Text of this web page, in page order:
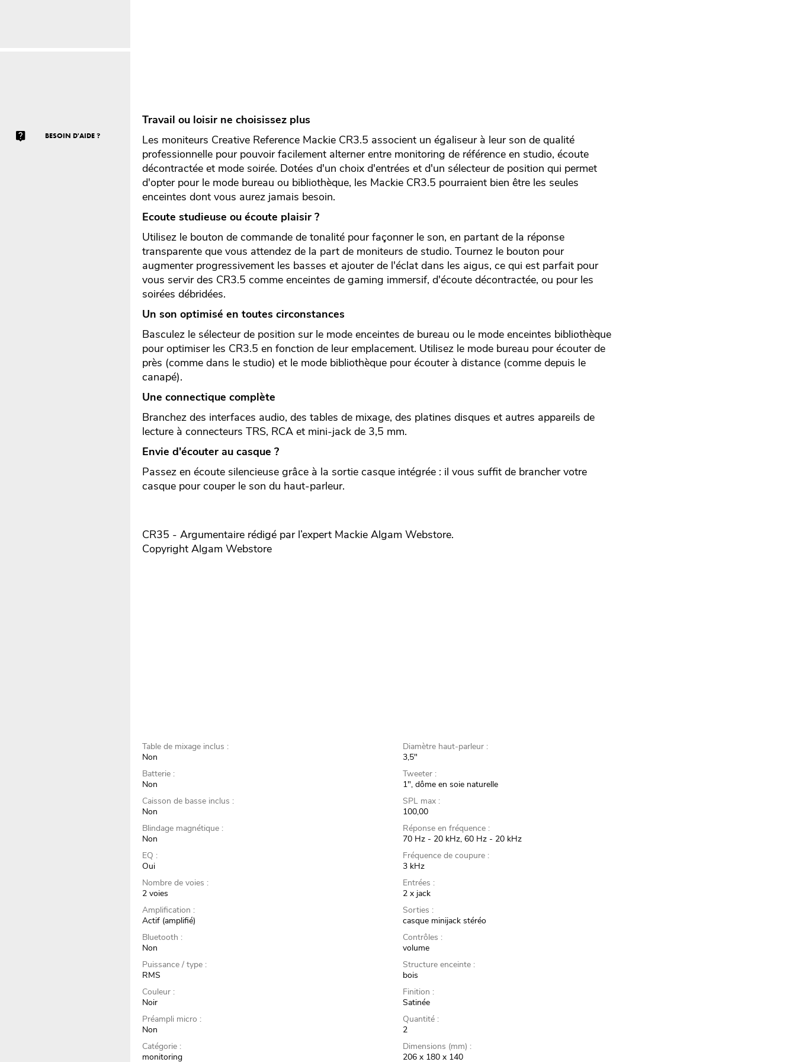
BESOIN D'AIDE ?
Travail ou loisir ne choisissez plus
Les moniteurs Creative Reference Mackie CR3.5 associent un égaliseur à leur son de qualité
professionnelle pour pouvoir facilement alterner entre monitoring de référence en studio, écoute
décontractée et mode soirée. Dotées d'un choix d'entrées et d'un sélecteur de position qui permet
d'opter pour le mode bureau ou bibliothèque, les Mackie CR3.5 pourraient bien être les seules
enceintes dont vous aurez jamais besoin.
Ecoute studieuse ou écoute plaisir ?
Utilisez le bouton de commande de tonalité pour façonner le son, en partant de la réponse
transparente que vous attendez de la part de moniteurs de studio. Tournez le bouton pour
augmenter progressivement les basses et ajouter de l'éclat dans les aigus, ce qui est parfait pour
vous servir des CR3.5 comme enceintes de gaming immersif, d'écoute décontractée, ou pour les
soirées débridées.
Un son optimisé en toutes circonstances
Basculez le sélecteur de position sur le mode enceintes de bureau ou le mode enceintes bibliothèque
pour optimiser les CR3.5 en fonction de leur emplacement. Utilisez le mode bureau pour écouter de
près (comme dans le studio) et le mode bibliothèque pour écouter à distance (comme depuis le
canapé).
Une connectique complète
Branchez des interfaces audio, des tables de mixage, des platines disques et autres appareils de
lecture à connecteurs TRS, RCA et mini-jack de 3,5 mm.
Envie d'écouter au casque ?
Passez en écoute silencieuse grâce à la sortie casque intégrée : il vous suffit de brancher votre
casque pour couper le son du haut-parleur.
CR35 - Argumentaire rédigé par l’expert Mackie Algam Webstore.
Copyright Algam Webstore
Table de mixage inclus :
Non
Batterie :
Non
Caisson de basse inclus :
Non
Blindage magnétique :
Non
EQ :
Oui
Nombre de voies :
2 voies
Amplification :
Actif (amplifié)
Bluetooth :
Non
Puissance / type :
RMS
Couleur :
Noir
Préampli micro :
Non
Catégorie :
monitoring
Diamètre haut-parleur :
3,5"
Tweeter :
1", dôme en soie naturelle
SPL max :
100,00
Réponse en fréquence :
70 Hz - 20 kHz, 60 Hz - 20 kHz
Fréquence de coupure :
3 kHz
Entrées :
2 x jack
Sorties :
casque minijack stéréo
Contrôles :
volume
Structure enceinte :
bois
Finition :
Satinée
Quantité :
2
Dimensions (mm) :
206 x 180 x 140